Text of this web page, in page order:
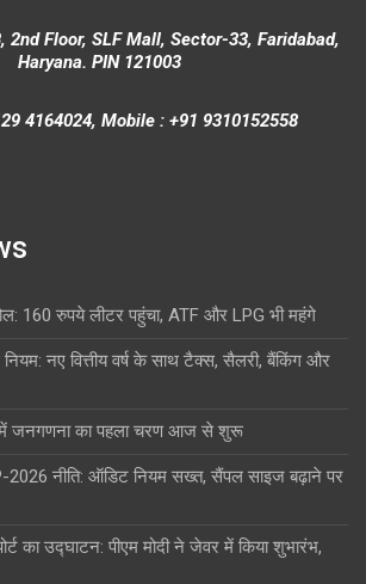
2nd Floor, SLF Mall, Sector-33, Faridabad,
Haryana. PIN 121003
4164024, Mobile : +91 9310152558
160 रुपये लीटर पहुंचा, ATF और LPG भी महंगे
नए वित्तीय वर्ष के साथ टैक्स, सैलरी, बैंकिंग और
जनगणना का पहला चरण आज से शुरू
2026 नीति: ऑडिट नियम सख्त, सैंपल साइज बढ़ाने पर
का उद्घाटन: पीएम मोदी ने जेवर में किया शुभारंभ,